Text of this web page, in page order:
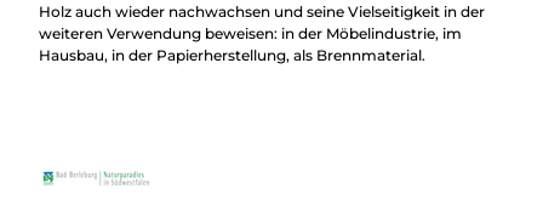
Holz auch wieder nachwachsen und seine Vielseitigkeit in der
weiteren Verwendung beweisen: in der Möbelindustrie, im
Hausbau, in der Papierherstellung, als Brennmaterial.